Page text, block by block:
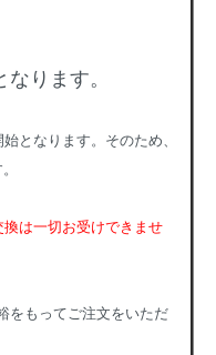
ります。
となります。そのため、
は一切お受けできませ
をもってご注文をいただ